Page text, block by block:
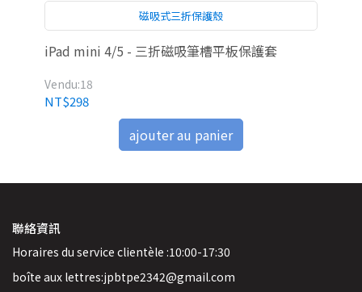
磁吸式三折保護殼
iPad mini 4/5 - 三折磁吸筆槽平板保護套
Vendu:18
NT$298
ajouter au panier
聯絡資訊
Horaires du service clientèle :10:00-17:30
boîte aux lettres:jpbtpe2342@gmail.com